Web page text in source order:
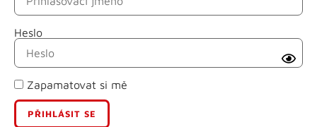
Heslo
Zapamatovat si mě
Příjmení
E-mail